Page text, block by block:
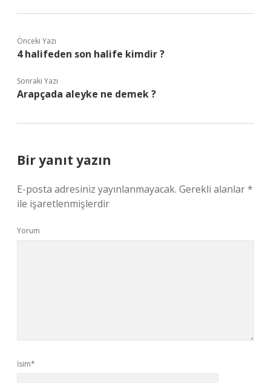
Önceki Yazı
4 halifeden son halife kimdir ?
Sonraki Yazı
Arapçada aleyke ne demek ?
Bir yanıt yazın
E-posta adresiniz yayınlanmayacak. Gerekli alanlar*
ile işaretlenmişlerdir
Yorum
İsim*